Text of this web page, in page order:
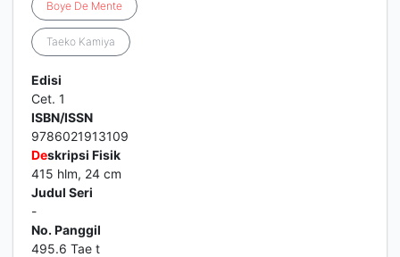
Boye De Mente
Taeko Kamiya
Edisi
Cet. 1
ISBN/ISSN
9786021913109
Deskripsi Fisik
415 hlm, 24 cm
Judul Seri
-
No. Panggil
495.6 Tae t